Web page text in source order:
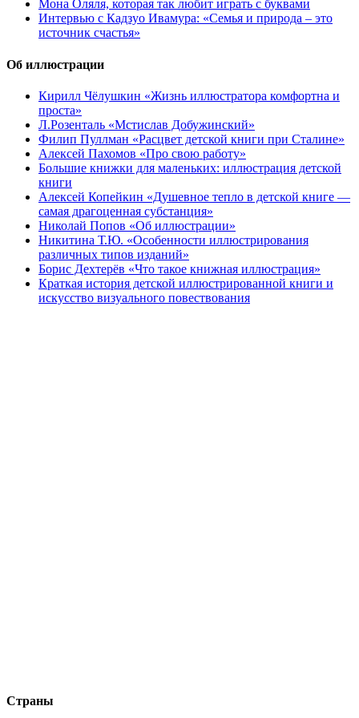
Мона Оляля, которая так любит играть с буквами
Интервью с Кадзуо Ивамура: «Семья и природа – это
источник счастья»
Об иллюстрации
Кирилл Чёлушкин «Жизнь иллюстратора комфортна и
проста»
Л.Розенталь «Мстислав Добужинский»
Филип Пуллман «Расцвет детской книги при Сталине»
Алексей Пахомов «Про свою работу»
Большие книжки для маленьких: иллюстрация детской
книги
Алексей Копейкин «Душевное тепло в детской книге —
самая драгоценная субстанция»
Николай Попов «Об иллюстрации»
Никитина Т.Ю. «Особенности иллюстрирования
различных типов изданий»
Борис Дехтерёв «Что такое книжная иллюстрация»
Краткая история детской иллюстрированной книги и
искусство визуального повествования
Страны